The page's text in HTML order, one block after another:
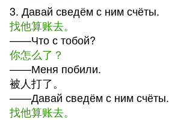
3. Давай сведём с ним счёты.
找他算账去。
——Что с тобой?
你怎么了？
——Меня побили.
被人打了。
——Давай сведём с ним счёты.
找他算账去。